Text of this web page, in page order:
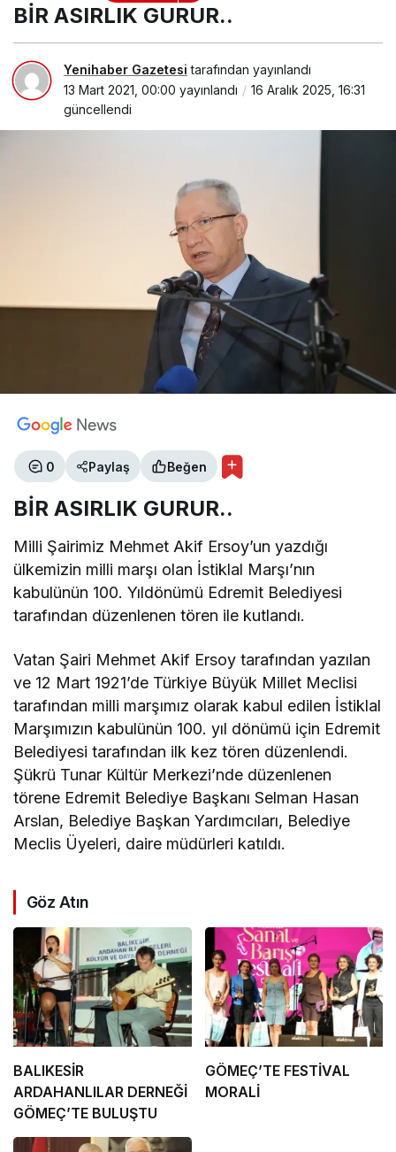
BİR ASIRLIK GURUR..
Yenihaber Gazetesi tarafından yayınlandı
13 Mart 2021, 00:00 yayınlandı
16 Aralık 2025, 16:31
güncellendi
0 Paylaş Beğen
BİR ASIRLIK GURUR..
Milli Şairimiz Mehmet Akif Ersoy’un yazdığı
ülkemizin milli marşı olan İstiklal Marşı’nın
kabulünün 100. Yıldönümü Edremit Belediyesi
tarafından düzenlenen tören ile kutlandı.
Vatan Şairi Mehmet Akif Ersoy tarafından yazılan
ve 12 Mart 1921’de Türkiye Büyük Millet Meclisi
tarafından milli marşımız olarak kabul edilen İstiklal
Marşımızın kabulünün 100. yıl dönümü için Edremit
Belediyesi tarafından ilk kez tören düzenlendi.
Şükrü Tunar Kültür Merkezi’nde düzenlenen
törene Edremit Belediye Başkanı Selman Hasan
Arslan, Belediye Başkan Yardımcıları, Belediye
Meclis Üyeleri, daire müdürleri katıldı.
Göz Atın
BALIKESİR
ARDAHANLILAR DERNEĞİ
GÖMEÇ’TE BULUŞTU
GÖMEÇ’TE FESTİVAL
MORALİ